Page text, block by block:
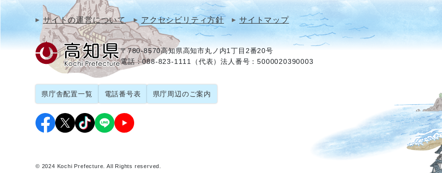
サイトの運営について アクセシビリティ方針 サイトマップ
〒780-8570高知県高知市丸ノ内1丁目2番20号
電話：088-823-1111（代表）法人番号：5000020390003
県庁舎配置一覧 電話番号表 県庁周辺のご案内
© 2024 Kochi Prefecture. All Rights reserved.